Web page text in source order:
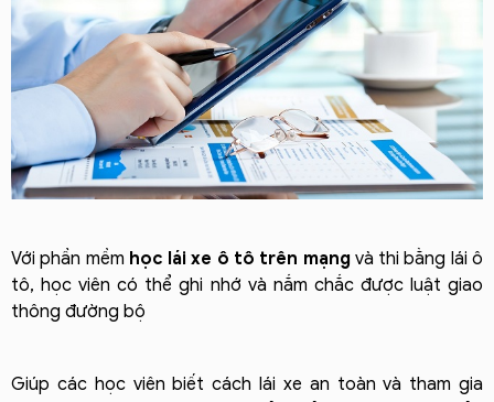
Với phần mềm học lái xe ô tô trên mạng và thi bằng lái ô
tô, học viên có thể ghi nhớ và nắm chắc được luật giao
thông đường bộ
Giúp các học viên biết cách lái xe an toàn và tham gia